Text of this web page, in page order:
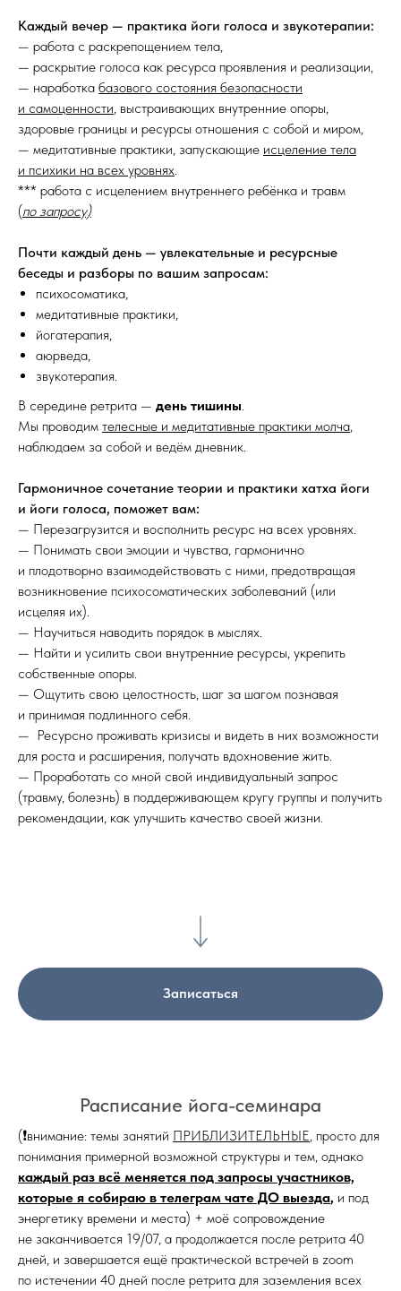
Каждый вечер — практика йоги голоса и звукотерапии:
— работа с раскрепощением тела,
— раскрытие голоса как ресурса проявления и реализации,
— наработка базового состояния безопасности
и самоценности , выстраивающих внутренние опоры,
здоровые границы и ресурсы отношения с собой и миром,
— медитативные практики, запускающие исцеление тела
и психики на всех уровнях
*** работа с исцелением внутреннего ребёнка и травм
(по запросу)
Почти каждый день — увлекательные и ресурсные
беседы и разборы по вашим запросам:
психосоматика,
медитативные практики,
йогатерапия,
аюрведа,
звукотерапия.
В середине ретрита — день тишины
Мы проводим телесные и медитативные практики молча
наблюдаем за собой и ведём дневник.
Гармоничное сочетание теории и практики хатха йоги
и йоги голоса, поможет вам:
— Перезагрузится и восполнить ресурс на всех уровнях.
— Понимать свои эмоции и чувства, гармонично
и плодотворно взаимодействовать с ними, предотвращая
возникновение психосоматических заболеваний (или
исцеляя их).
— Научиться наводить порядок в мыслях.
— Найти и усилить свои внутренние ресурсы, укрепить
cобственные опоры.
— Ощутить свою целостность, шаг за шагом познавая
и принимая подлинного себя.
— Ресурсно проживать кризисы и видеть в них возможности
для роста и расширения, получать вдохновение жить.
— Проработать со мной свой индивидуальный запрос
(травму, болезнь) в поддерживающем кругу группы и получить
рекомендации, как улучшить качество своей жизни.
Записаться
Расписание йога-семинара
(❗️внимание: темы занятий ПРИБЛИЗИТЕЛЬНЫЕ, просто для
понимания примерной возможной структуры и тем, однако
каждый раз всё меняется под запросы участников,
которые я собираю в телеграм чате ДО выезда, и под
энергетику времени и места) + моё сопровождение
не заканчивается 19/07, а продолжается после ретрита 40
дней, и завершается ещё практической встречей в zoom
по истечении 40 дней после ретрита для заземления всех